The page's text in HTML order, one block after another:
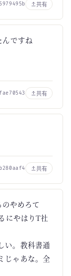
共有
ですね
共有
共有
やめろて
にやはりT社
い。教科書通
じゃあな。全